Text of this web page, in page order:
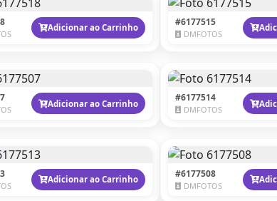
Adicionar ao Carrinho #6177515
DMFOTOS
Adicionar ao Carrinho #6177514
DMFOTOS
Adicionar ao Carrinho #6177508
DMFOTOS